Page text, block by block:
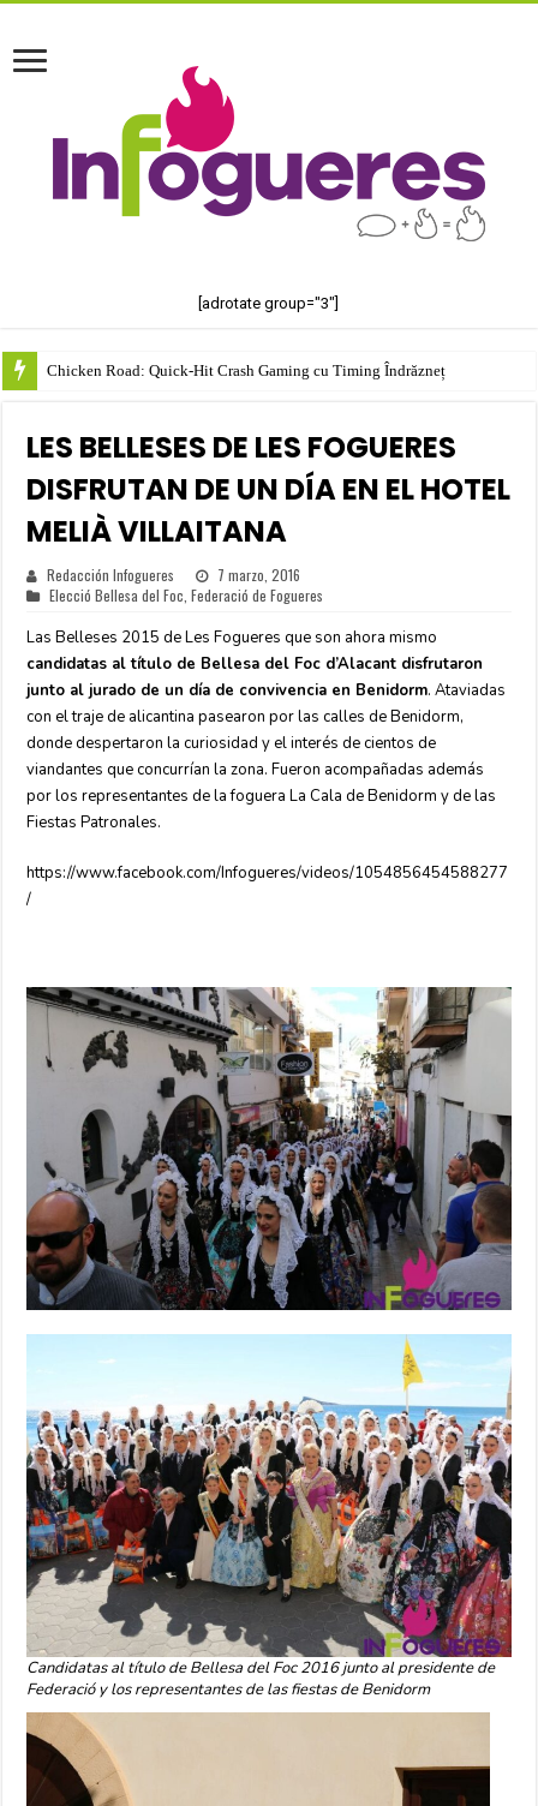
[adrotate group="3"]
Chicken Road: Quick‑Hit Crash Gaming cu Timing Îndrăzneț
LES BELLESES DE LES FOGUERES
DISFRUTAN DE UN DÍA EN EL HOTEL
MELIÀ VILLAITANA
Redacción Infogueres
7 marzo, 2016
Elecció Bellesa del Foc ,Federació de Fogueres
Las Belleses 2015 de Les Fogueres que son ahora mismo
candidatas al título de Bellesa del Foc d’Alacant disfrutaron
junto al jurado de un día de convivencia en Benidorm. Ataviadas
con el traje de alicantina pasearon por las calles de Benidorm,
donde despertaron la curiosidad y el interés de cientos de
viandantes que concurrían la zona. Fueron acompañadas además
por los representantes de la foguera La Cala de Benidorm y de las
Fiestas Patronales.
https://www.facebook.com/Infogueres/videos/1054856454588277
/
Candidatas al título de Bellesa del Foc 2016 junto al presidente de
Federació y los representantes de las fiestas de Benidorm